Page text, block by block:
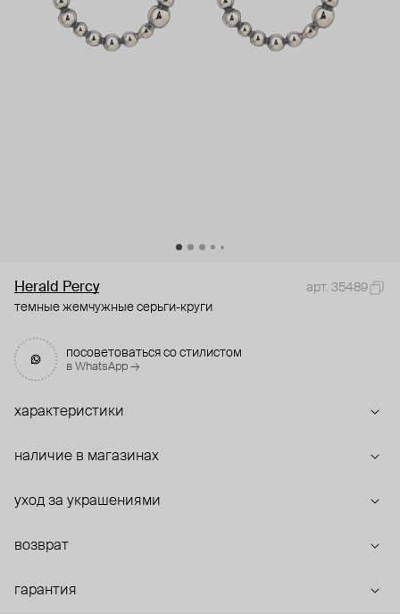
Herald Percy
арт. 35489
темные жемчужные серьги-круги
посоветоваться со стилистом
в WhatsApp →
характеристики
наличие в магазинах
уход за украшениями
возврат
гарантия